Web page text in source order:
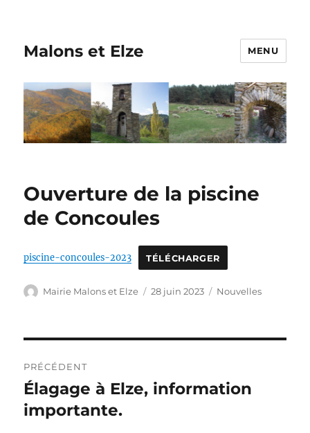
Malons et Elze MENU
Ouverture de la piscine
de Concoules
piscine-concoules-2023 TÉLÉCHARGER
Auteur
Mairie Malons et Elze
Publié
28 juin 2023 Catégories
Nouvelles
de
l’article
PRÉCÉDENT
Publication
précédente :
Élagage à Elze, information
importante.